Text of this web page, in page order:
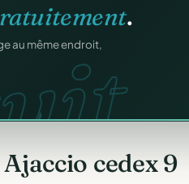
.
au même endroit,
cedex 9